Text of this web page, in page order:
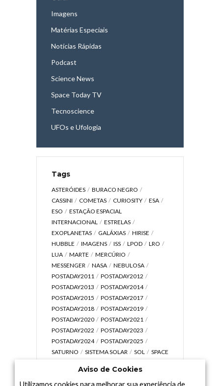
Imagens
Matérias Especiais
Notícias Rápidas
Podcast
Science News
Space Today TV
Tecnoscience
UFOs e Ufologia
Tags
ASTERÓIDES
BURACO NEGRO
CASSINI
COMETAS CURIOSITY
ESA
ESO
ESTAÇÃO ESPACIAL
INTERNACIONAL
ESTRELAS
EXOPLANETAS
GALÁXIAS
HIRISE
HUBBLE
IMAGENS ISS LPOD
LRO
LUA
MARTE
MERCÚRIO
MESSENGER
NASA
NEBULOSA
POSTADAY2011
POSTADAY2012
POSTADAY2013
POSTADAY2014
POSTADAY2015
POSTADAY2017
POSTADAY2018
POSTADAY2019
POSTADAY2020
POSTADAY2021
POSTADAY2022
POSTADAY2023
POSTADAY2024
POSTADAY2025
SATURNO
SISTEMA SOLAR SOL
SPACE
UNIVERSO
VÍDEO
Aviso de Cookies
Utilizamos cookies para melhorar sua experiência de